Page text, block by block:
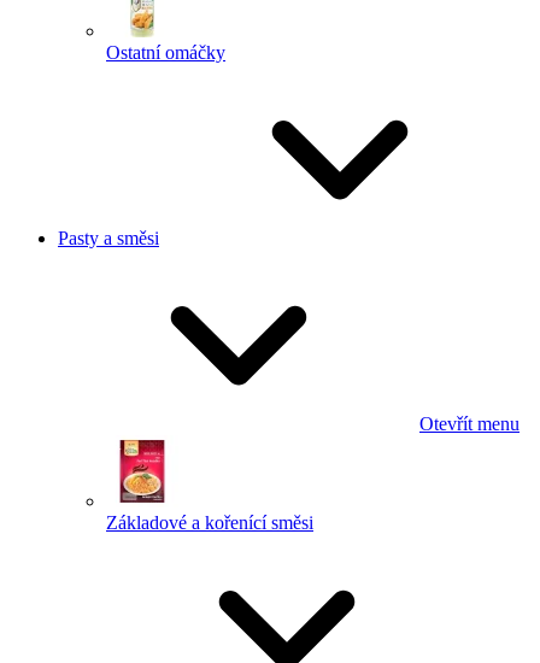
Ostatní omáčky
Pasty a směsi
Otevřít menu
Základové a kořenící směsi